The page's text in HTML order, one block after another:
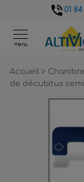
01
menu
Accueil>
de décubitus